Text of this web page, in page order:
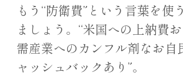
もう“防衛費”という言葉を使
ましょう。“米国への上納費
需産業へのカンフル剤なお自
ャッシュバックあり”。